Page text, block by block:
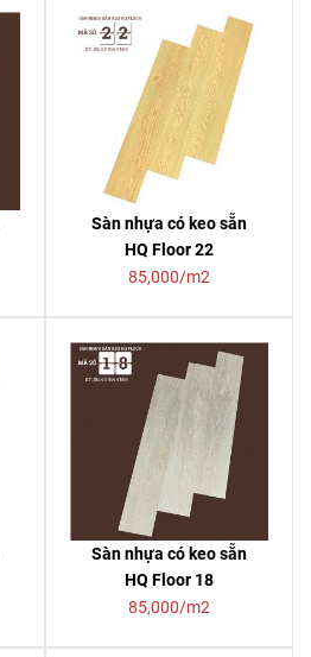
Sàn nhựa có keo sẵn
HQ Floor 22
85,000/m2
Sàn nhựa có keo sẵn
HQ Floor 18
85,000/m2